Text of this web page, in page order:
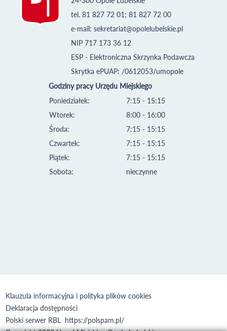
tel. 81 827 72 01; 81 827 72 00
e-mail: sekretariat@opolelubelskie.pl
NIP 717 173 36 12
ESP - Elektroniczna Skrzynka Podawcza
Skrytka ePUAP: /0612053/umopole
Godziny pracy Urzędu Miejskiego
Poniedziałek:
Wtorek:
Środa:
Czwartek:
Piątek:
Sobota:
7:15 - 15:15
8:00 - 16:00
7:15 - 15:15
7:15 - 15:15
7:15 - 15:15
nieczynne
Klauzula informacyjna i polityka plików cookies
Deklaracja dostępności
Polski serwer RBL https://polspam.pl/